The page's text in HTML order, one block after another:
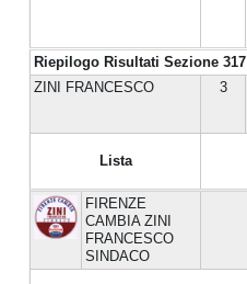
Riepilogo Risultati Sezione 317
ZINI FRANCESCO 3
Lista
FIRENZE
CAMBIA ZINI
FRANCESCO
SINDACO